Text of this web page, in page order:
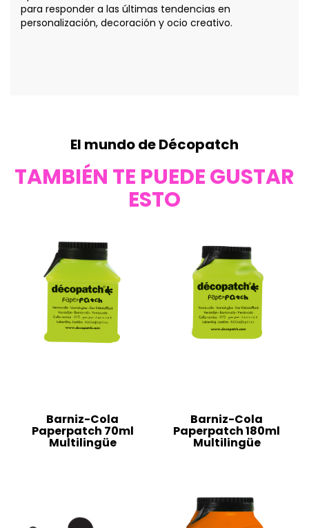
para responder a las últimas tendencias en
personalización, decoración y ocio creativo.
El mundo de Décopatch
TAMBIÉN TE PUEDE GUSTAR
ESTO
Barniz-Cola
Paperpatch 70ml
Multilingüe
Barniz-Cola
Paperpatch 180ml
Multilingüe